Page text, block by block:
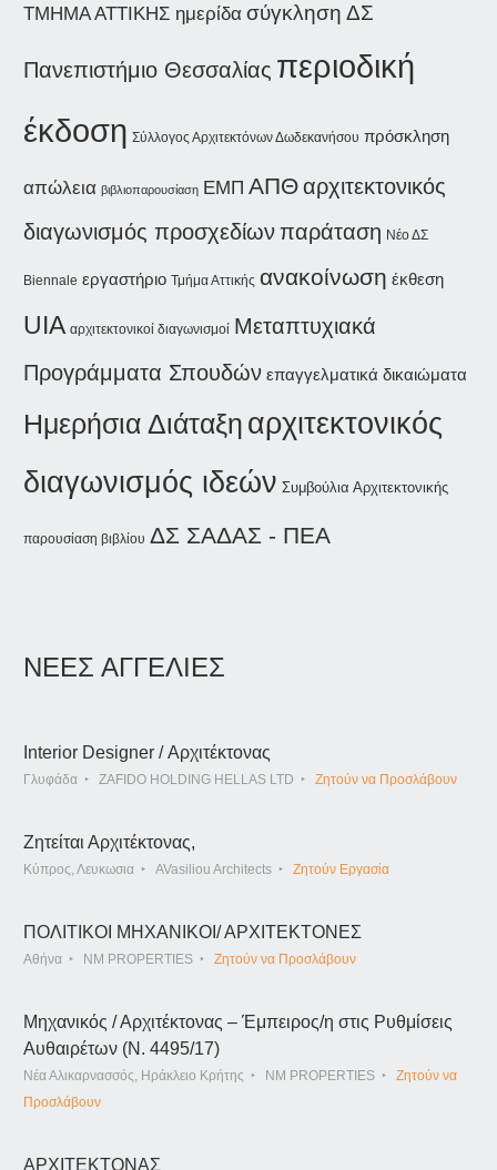
ΤΜΗΜΑ ΑΤΤΙΚΗΣ ημερίδα σύγκληση ΔΣ
Πανεπιστήμιο Θεσσαλίας περιοδική
έκδοση Σύλλογος Αρχιτεκτόνων Δωδεκανήσου πρόσκληση
απώλεια βιβλιοπαρουσίαση ΕΜΠ ΑΠΘαρχιτεκτονικός
διαγωνισμός προσχεδίωνπαράταση Νέο ΔΣ
Biennale εργαστήριο Τμήμα Αττικής ανακοίνωση έκθεση
UIA αρχιτεκτονικοί διαγωνισμοί Μεταπτυχιακά
Προγράμματα Σπουδών επαγγελματικά δικαιώματα
Ημερήσια Διάταξη αρχιτεκτονικός
διαγωνισμός ιδεών Συμβούλια Αρχιτεκτονικής
παρουσίαση βιβλίου ΔΣ ΣΑΔΑΣ - ΠΕΑ
ΝΕΕΣ ΑΓΓΕΛΙΕΣ
Interior Designer / Αρχιτέκτονας
Γλυφάδα ZAFIDO HOLDING HELLAS LTD Ζητούν να Προσλάβουν
Ζητείται Αρχιτέκτονας,
Κύπρος, Λευκωσια AVasiliou Architects Ζητούν Εργασία
ΠΟΛΙΤΙΚΟΙ ΜΗΧΑΝΙΚΟΙ/ ΑΡΧΙΤΕΚΤΟΝΕΣ
Αθήνα NM PROPERTIES Ζητούν να Προσλάβουν
Μηχανικός / Αρχιτέκτονας – Έμπειρος/η στις Ρυθμίσεις
Αυθαιρέτων (Ν. 4495/17)
Νέα Αλικαρνασσός, Ηράκλειο Κρήτης NM PROPERTIES
Ζητούν να
Προσλάβουν
ΑΡΧΙΤΕΚΤΟΝΑΣ